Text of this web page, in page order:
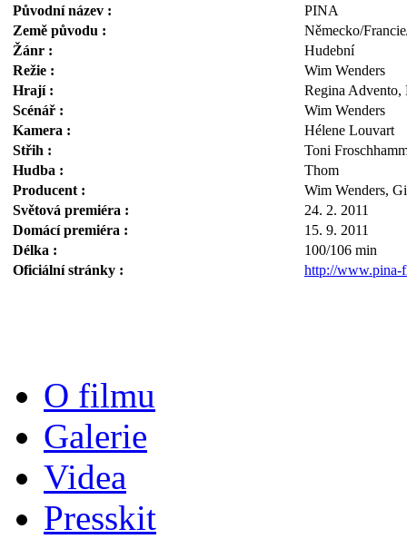
Původní název :
PINA
Země původu :
Německo/
Žánr :
Hudební
Režie :
Wim Wenders
Hrají :
Regina Advento,
Scénář :
Wim Wenders
Kamera :
Hélene Louvart
Střih :
Toni
Hudba :
Thom
Producent :
Wim Wenders,
Světová premiéra :
24. 2. 2011
Domácí premiéra :
15. 9. 2011
Délka :
100/106 min
Oficiální stránky :
http://www.pina-
O filmu
Galerie
Videa
Presskit